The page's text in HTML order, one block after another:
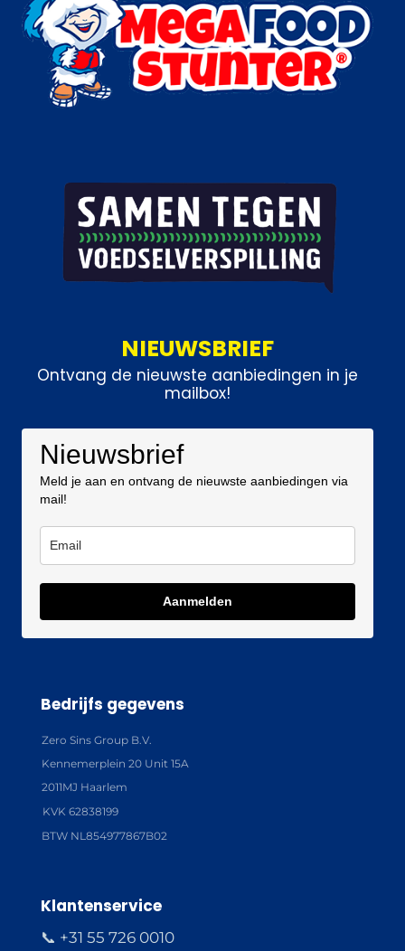
NIEUWSBRIEF
Ontvang de nieuwste aanbiedingen in je
mailbox!
Nieuwsbrief
Meld je aan en ontvang de nieuwste aanbiedingen via
mail!
Aanmelden
Bedrijfs gegevens
Zero Sins Group B.V.
Kennemerplein 20 Unit 15A
2011MJ Haarlem
KVK 62838199
BTW NL854977867B02
Klantenservice
📞 +31 55 726 0010